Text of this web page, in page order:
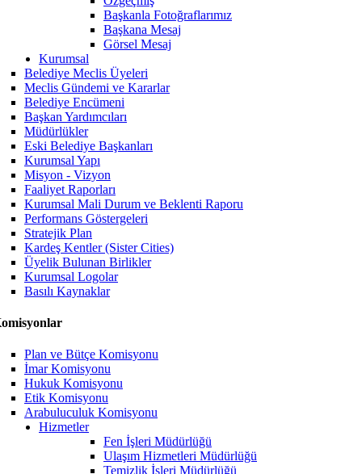
Başkanla Fotoğraflarımız
Başkana Mesaj
Görsel Mesaj
Kurumsal
Belediye Meclis Üyeleri
Meclis Gündemi ve Kararlar
Belediye Encümeni
Başkan Yardımcıları
Müdürlükler
Eski Belediye Başkanları
Kurumsal Yapı
Misyon - Vizyon
Faaliyet Raporları
Kurumsal Mali Durum ve Beklenti Raporu
Performans Göstergeleri
Stratejik Plan
Kardeş Kentler (Sister Cities)
Üyelik Bulunan Birlikler
Kurumsal Logolar
Basılı Kaynaklar
Plan ve Bütçe Komisyonu
İmar Komisyonu
Hukuk Komisyonu
Etik Komisyonu
Arabuluculuk Komisyonu
Hizmetler
Fen İşleri Müdürlüğü
Ulaşım Hizmetleri Müdürlüğü
Temizlik İşleri Müdürlüğü